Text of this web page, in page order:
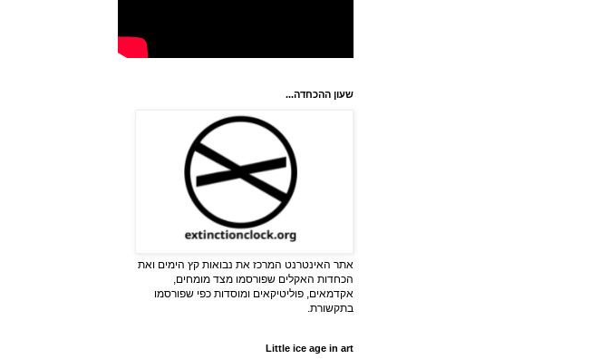
שעון ההכחדה...
אתר האינטרנט המרכז את נבואות קץ הימים ואת
הכחדות האקלים שפורסמו מצד מומחים,
אקדמאים, פוליטיקאים ומוסדות כפי שפורסמו
בתקשורת.
Little ice age in art